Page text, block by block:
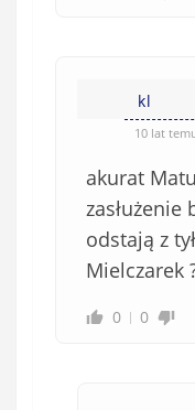
kl
10 lat
akurat
odstają z
Mielczarek
0 0